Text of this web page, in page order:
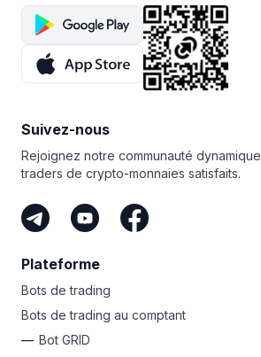
Suivez-nous
Rejoignez notre communauté
traders de crypto-monnaies satisfaits.
Plateforme
Bots de trading
Bots de trading au comptant
Bot GRID